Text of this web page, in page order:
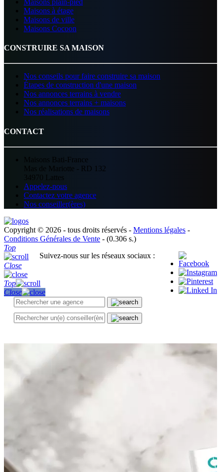
Maisons à étage
Maisons de ville
Maisons Cocoon
CONSTRUIRE SA MAISON
Nos conseils pour faire construire sa maison
Étapes de construction d'une maison
Nos annonces terrains à vendre
Nos annonces terrains + maisons
Nos réalisations de maisons
CONTACT
Maisons Bati-France
Mas de Mariotte - RD 132
34970 Lattes
Appelez-nous
Contactez votre agence
Nos conseiller(ères)
Copyright © 2026 - tous droits réservés - Mentions légales -
Conditions Générales de Vente - (0.306 s.)
Suivez-nous sur les réseaux sociaux :
Top
Close
Top
Close